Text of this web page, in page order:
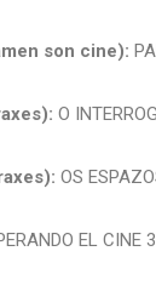
son cine):
O
OS
EL